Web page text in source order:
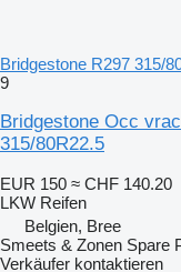
Bridgestone R297 315/
9
Bridgestone Occ
315/80R22.5
EUR 150 ≈ CHF 140.20
LKW Reifen
Belgien, Bree
Smeets & Zonen Spare
Verkäufer kontaktieren